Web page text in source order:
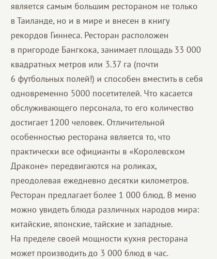
Благотворительность
является самым большим рестораном не только
в Таиланде, но и в мире и внесен в книгу
рекордов Гиннеса. Ресторан расположен
в пригороде Бангкока, занимает площадь 33 000
квадратных метров или 3.37 га (почти
6 футбольных полей!) и способен вместить в себя
одновременно 5000 посетителей. Что касается
обслуживающего персонала, то его количество
достигает 1200 человек. Отличительной
особенностью ресторана является то, что
практически все официанты в «Королевском
Драконе» передвигаются на роликах,
преодолевая ежедневно десятки километров.
Ресторан предлагает более 1 000 блюд. В меню
можно увидеть блюда различных народов мира:
китайские, японские, тайские и западные.
На пределе своей мощности кухня ресторана
может производить до 3 000 блюд в час.